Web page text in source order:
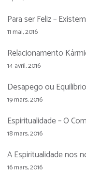
Para ser Feliz –
11 mai, 2016
Relacionamento
14 avril, 2016
Desapego ou
19 mars, 2016
Espiritualidade – O
18 mars, 2016
A Espiritualidade nos
16 mars, 2016